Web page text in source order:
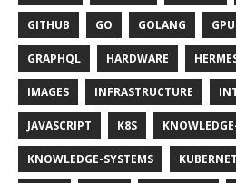
GITHUB GO GOLANG GPU
GRAPHQL HARDWARE
IMAGES INFRASTRUCTURE
JAVASCRIPT K8S
KNOWLEDGE-SYSTEMS